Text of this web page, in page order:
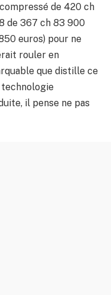
de 420 ch
de 367 ch 83 900
euros) pour ne
rouler en
que distille ce
il pense ne pas